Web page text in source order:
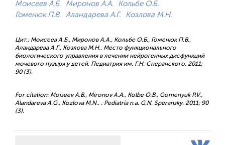
Моисеев А.Б. Миронов А.А.
Кольбе О.Б.
Гоменюк П.В. Аландарева А.Г. Козлова М.Н.
Цит.: Моисеев А.Б., Миронов А.А., Кольбе О.Б., Гоменюк П.В.,
Аландарева А.Г., Козлова М.Н.. Место функционального
биологического управления в лечении нейрогенных дисфункций
мочевого пузыря у детей. Педиатрия им. Г.Н. Сперанского. 2011;
90 (3).
For citation: Moiseev A.B., Mironov A.A., Kolbe O.B., Gomenyuk P.V.,
Alandareva A.G., Kozlova M.N.. . Pediatria n.a. G.N. Speransky. 2011; 90
(3).